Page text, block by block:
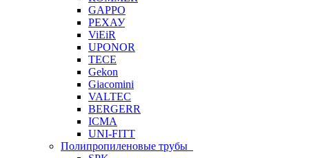
GAPPO
РЕХАУ
ViEiR
UPONOR
TECE
Gekon
Giacomini
VALTEC
BERGERR
ICMA
UNI-FITT
Полипропиленовые трубы